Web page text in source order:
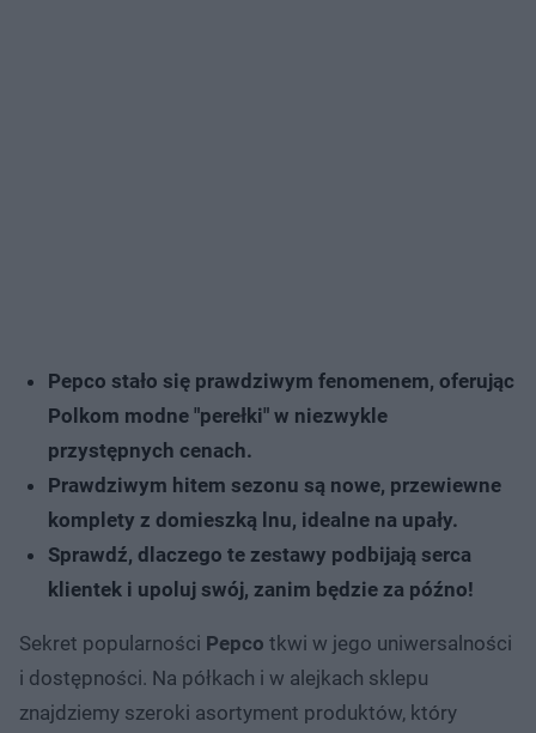
Pepco stało się prawdziwym fenomenem, oferując
Polkom modne "perełki" w niezwykle
przystępnych cenach.
Prawdziwym hitem sezonu są nowe, przewiewne
komplety z domieszką lnu, idealne na upały.
Sprawdź, dlaczego te zestawy podbijają serca
klientek i upoluj swój, zanim będzie za późno!
Sekret popularności Pepco tkwi w jego uniwersalności
i dostępności. Na półkach i w alejkach sklepu
znajdziemy szeroki asortyment produktów, który